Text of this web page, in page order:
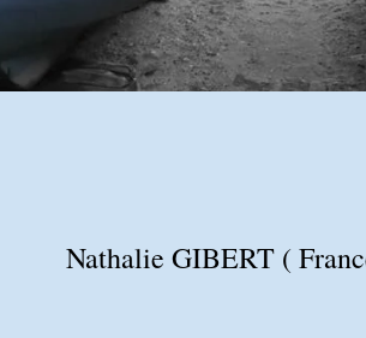
Nathalie GIBERT (